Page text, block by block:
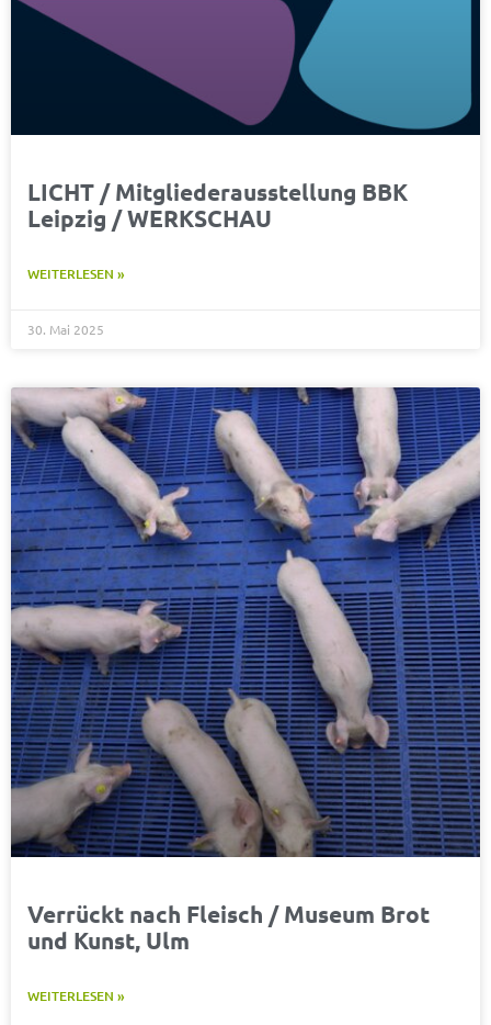
LICHT / Mitgliederausstellung BBK
Leipzig / WERKSCHAU
WEITERLESEN »
30. Mai 2025
Verrückt nach Fleisch / Museum Brot
und Kunst, Ulm
WEITERLESEN »